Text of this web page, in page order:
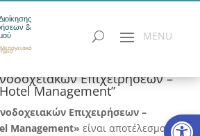
&
Μεσογειακό
Επιχειρήσεων –
Management”
Επιχειρήσεων –
Management» είναι αποτέλεσμα της